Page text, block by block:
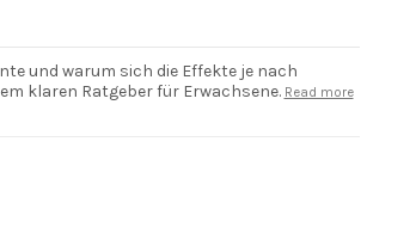
und warum sich die Effekte je nach
klaren Ratgeber für Erwachsene. Read more